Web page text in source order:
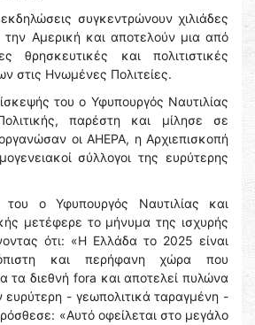
συγκεντρώνουν χιλιάδες
την Αμερική και αποτελούν μια από
θρησκευτικές και πολιτιστικές
στις Ηνωμένες Πολιτείες.
του ο Υφυπουργός Ναυτιλίας
παρέστη και μίλησε σε
οι AHEPA, η Αρχιεπισκοπή
σύλλογοι της ευρύτερης
του ο Υφυπουργός Ναυτιλίας και
μετέφερε το μήνυμα της ισχυρής
ότι: «Η Ελλάδα το 2025 είναι
και περήφανη χώρα που
τα διεθνή fora και αποτελεί πυλώνα
ευρύτερη - γεωπολιτικά ταραγμένη -
«Αυτό οφείλεται στο μεγάλο